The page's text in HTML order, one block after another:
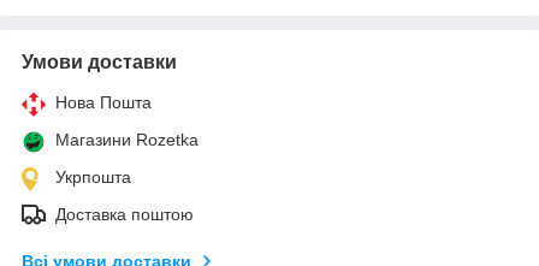
Умови доставки
Нова Пошта
Магазини Rozetka
Укрпошта
Доставка поштою
Всі умови доставки